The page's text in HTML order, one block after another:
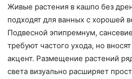
Живые растения в кашпо без
подходят для ванных с хорошей
Подвесной эпипремнум,
требуют частого ухода, но
акцент. Размещение растений
света визуально расширяет